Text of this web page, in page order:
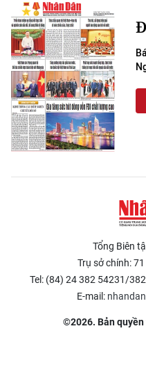
Tổng Biên
Trụ sở chính:
Tel: (84) 24 382 54231/
E-mail:
©2026. Bản quyền